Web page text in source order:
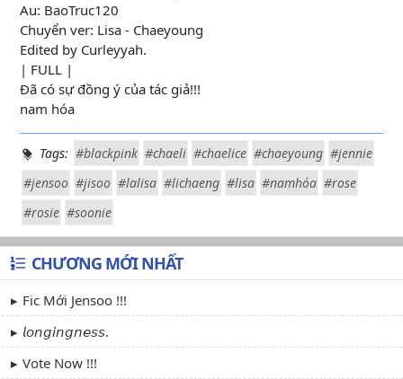
Au: BaoTruc120
Chuyển ver: Lisa - Chaeyoung
Edited by Curleyyah.
| FULL |
Đã có sự đồng ý của tác giả!!!
nam hóa
Tags: #blackpink #chaeli #chaelice #chaeyoung #jennie
#jensoo #jisoo #lalisa #lichaeng #lisa #namhóa #rose
#rosie #soonie
CHƯƠNG MỚI NHẤT
Fic Mới Jensoo !!!
𝘭𝘰𝘯𝘨𝘪𝘯𝘨𝘯𝘦𝘴𝘴.
Vote Now !!!